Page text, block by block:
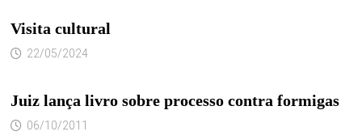
Visita cultural
22/05/2024
Juiz lança livro sobre processo contra formigas
06/10/2011